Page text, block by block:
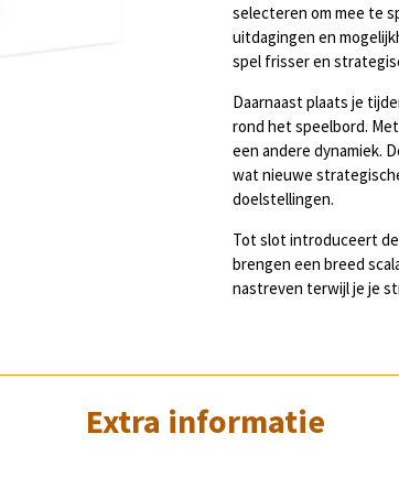
selecteren om mee te
uitdagingen en
spel frisser en
Daarnaast plaats je
rond het speelbord.
een andere dynamiek.
wat nieuwe
doelstellingen.
Tot slot introduceert
brengen een breed
nastreven terwijl je je
Extra informatie